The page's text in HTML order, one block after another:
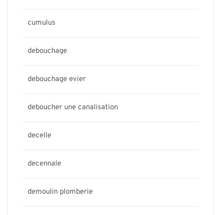
cumulus
debouchage
debouchage evier
deboucher une canalisation
decelle
decennale
demoulin plomberie